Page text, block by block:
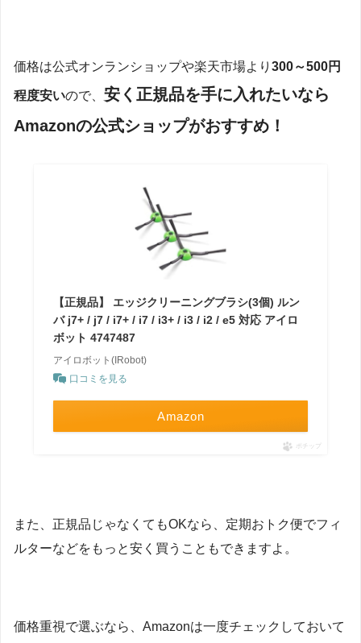
価格は公式オンランショップや楽天市場より 300～500円
程度安いので、 安く正規品を手に入れたいなら
Amazonの公式ショップがおすすめ！
【正規品】 エッジクリーニングブラシ(3個) ルン
バ j7+ / j7 / i7+ / i7 / i3+ / i3 / i2 / e5 対応 アイロ
ボット 4747487
アイロボット(IRobot)
口コミを見る
Amazon
ポチップ
また、正規品じゃなくてもOKなら、定期おトク便でフィ
ルターなどをもっと安く買うこともできますよ。
価格重視で選ぶなら、Amazonは一度チェックしておいて